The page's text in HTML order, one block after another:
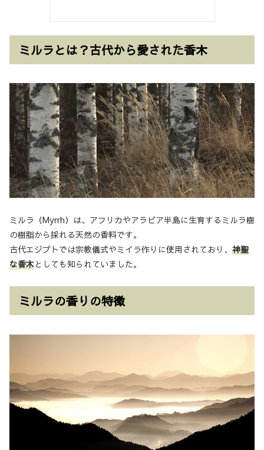
ミルラとは？古代から愛された香木
ミルラ（Myrrh）は、アフリカやアラビア半島に生育するミルラ樹
の樹脂から採れる天然の香料です。
古代エジプトでは宗教儀式やミイラ作りに使用されており、 神聖
な香木としても知られていました。
ミルラの香りの特徴